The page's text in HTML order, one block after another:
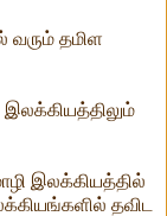
தமிள
இலக்கியத்தில்
தவிட